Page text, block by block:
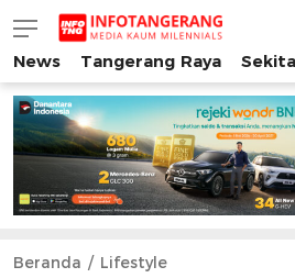
INFO TANGERANG
Media Kaum Millenials
News Tangerang Raya
Beranda Lifestyle